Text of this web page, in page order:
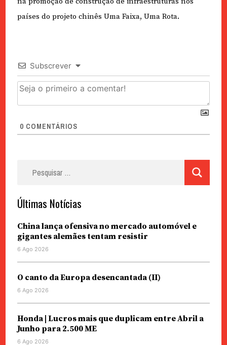
países do projeto chinês Uma Faixa, Uma Rota.
Subscrever
0 COMENTÁRIOS
Últimas Notícias
China lança ofensiva no mercado automóvel e
gigantes alemães tentam resistir
6 Ago 2026
O canto da Europa desencantada (II)
6 Ago 2026
Honda | Lucros mais que duplicam entre Abril a
Junho para 2.500 ME
6 Ago 2026